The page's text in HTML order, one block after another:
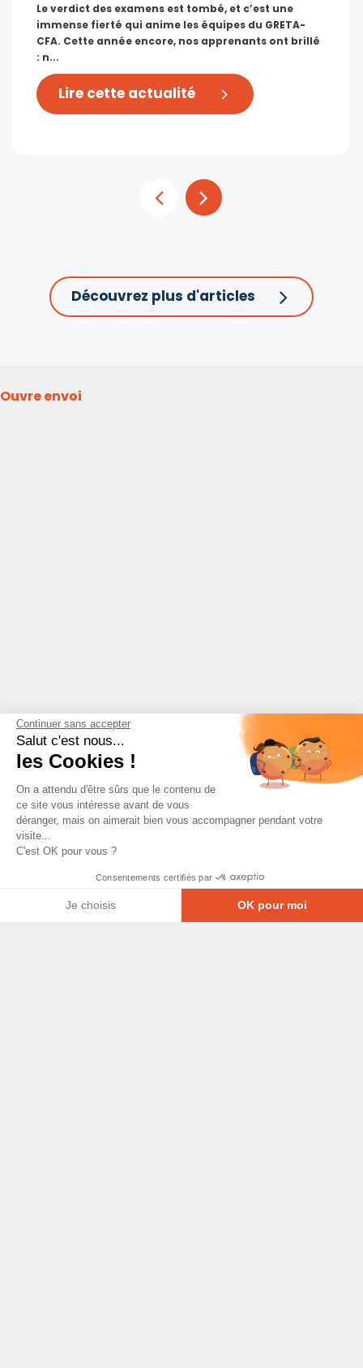
Le verdict des examens est tombé, et c’est une
immense fierté qui anime les équipes du GRETA-
CFA. Cette année encore, nos apprenants ont brillé
: n...
Lire cette actualité
Découvrez plus d'articles
Ouvre envoi
Continuer sans accepter
Salut c'est nous...
les Cookies !
On a attendu d'être sûrs que le contenu de
ce site vous intéresse avant de vous
déranger, mais on aimerait bien vous accompagner pendant votre
visite...
C'est OK pour vous ?
Consentements certifiés par
Je choisis OK pour moi